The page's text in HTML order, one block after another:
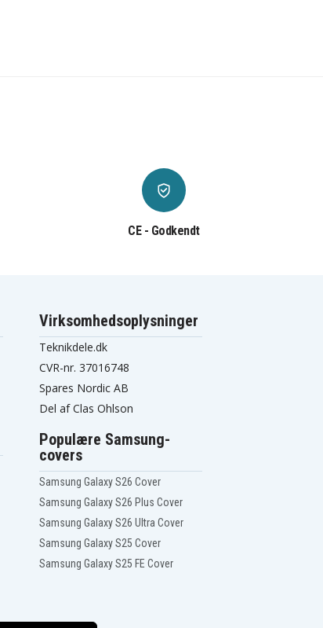
CE - Godkendt
Virksomhedsoplysninger
Teknikdele.dk
CVR-nr. 37016748
Spares Nordic AB
Del af Clas Ohlson
Populære Samsung-
covers
Samsung Galaxy S26 Cover
Samsung Galaxy S26 Plus Cover
Samsung Galaxy S26 Ultra Cover
Samsung Galaxy S25 Cover
Samsung Galaxy S25 FE Cover